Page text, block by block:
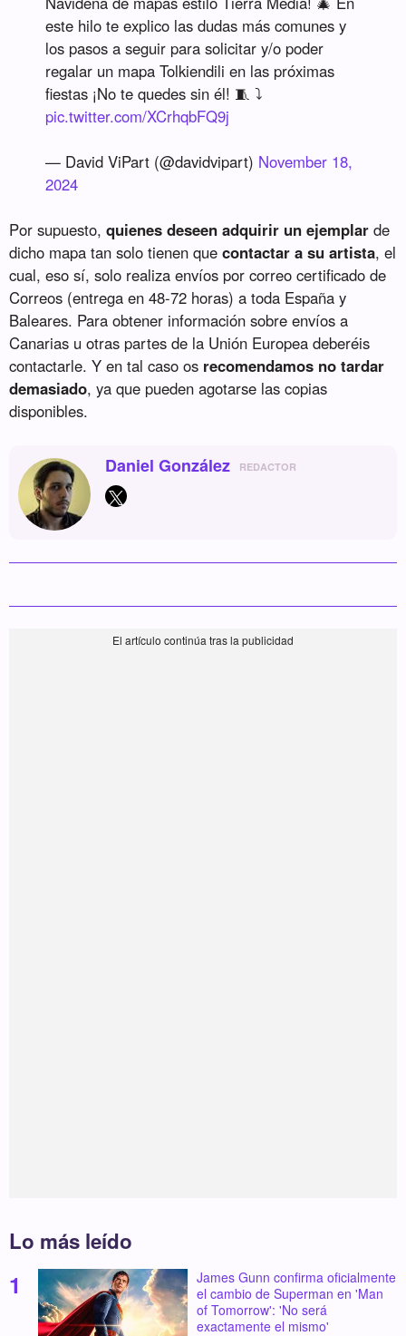
este hilo te explico las dudas más comunes y
los pasos a seguir para solicitar y/o poder
regalar un mapa Tolkiendili en las próximas
fiestas ¡No te quedes sin él! 🧵 ⤵️
pic.twitter.com/XCrhqbFQ9j
— David ViPart (@davidvipart) November 18,
2024
Por supuesto,quienes deseen adquirir un ejemplar de
dicho mapa tan solo tienen quecontactar a su artista, el
cual, eso sí, solo realiza envíos por correo certificado de
Correos (entrega en 48-72 horas) a toda España y
Baleares. Para obtener información sobre envíos a
Canarias u otras partes de la Unión Europea deberéis
contactarle. Y en tal caso os recomendamos no tardar
demasiado, ya que pueden agotarse las copias
disponibles.
Daniel González REDACTOR
Lo más leído
James Gunn confirma oficialmente
el cambio de Superman en 'Man
of Tomorrow': 'No será
exactamente el mismo'